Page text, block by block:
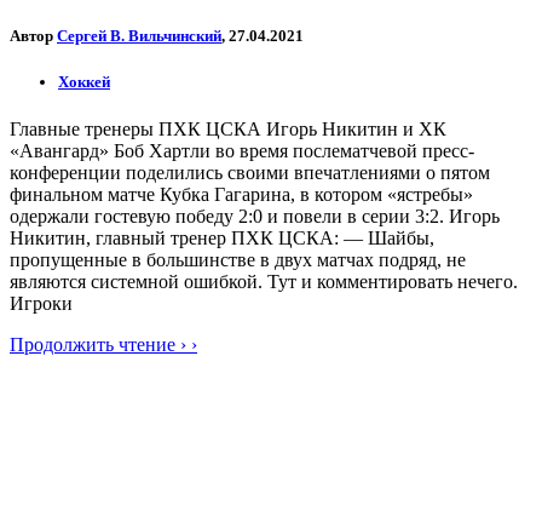
Автор Сергей В. Вильчинский, 27.04.2021
Хоккей
Главные тренеры ПХК ЦСКА Игорь Никитин и ХК
«Авангард» Боб Хартли во время послематчевой пресс-
конференции поделились своими впечатлениями о пятом
финальном матче Кубка Гагарина, в котором «ястребы»
одержали гостевую победу 2:0 и повели в серии 3:2. Игорь
Никитин, главный тренер ПХК ЦСКА: — Шайбы,
пропущенные в большинстве в двух матчах подряд, не
являются системной ошибкой. Тут и комментировать нечего.
Игроки
Продолжить чтение › ›